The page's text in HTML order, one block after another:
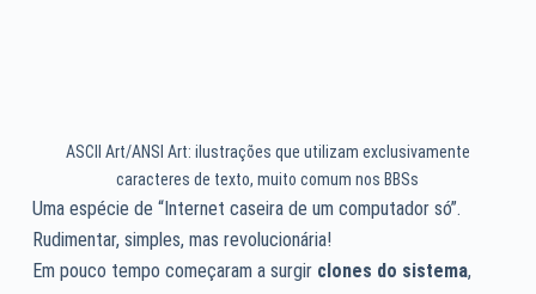
ASCII Art/ANSI Art: ilustrações que utilizam exclusivamente
caracteres de texto, muito comum nos BBSs
Uma espécie de “Internet caseira de um computador só”.
Rudimentar, simples, mas revolucionária!
Em pouco tempo começaram a surgir clones do sistema,